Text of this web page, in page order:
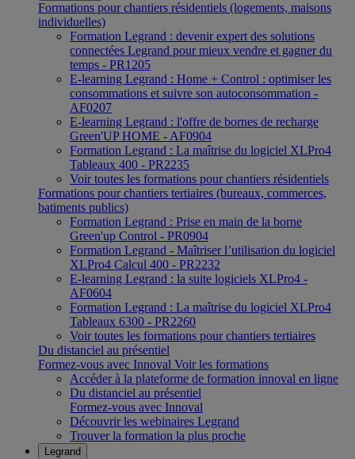
Formations pour chantiers résidentiels (logements, maisons
individuelles)
Formation Legrand : devenir expert des solutions
connectées Legrand pour mieux vendre et gagner du
temps - PR1205
E-learning Legrand : Home + Control : optimiser les
consommations et suivre son autoconsommation -
AF0207
E-learning Legrand : l'offre de bornes de recharge
Green'UP HOME - AF0904
Formation Legrand : La maîtrise du logiciel XLPro4
Tableaux 400 - PR2235
Voir toutes les formations pour chantiers résidentiels
Formations pour chantiers tertiaires (bureaux, commerces,
batiments publics)
Formation Legrand : Prise en main de la borne
Green'up Control - PR0904
Formation Legrand - Maîtriser l’utilisation du logiciel
XLPro4 Calcul 400 - PR2232
E-learning Legrand : la suite logiciels XLPro4 -
AF0604
Formation Legrand : La maîtrise du logiciel XLPro4
Tableaux 6300 - PR2260
Voir toutes les formations pour chantiers tertiaires
Du distanciel au présentiel
Formez-vous avec Innoval Voir les formations
Accéder à la plateforme de formation innoval en ligne
Du distanciel au présentiel
Formez-vous avec Innoval
Découvrir les webinaires Legrand
Trouver la formation la plus proche
Legrand